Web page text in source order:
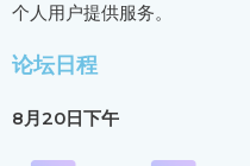
个人用户提供服务。
论坛日程
8月20日下午